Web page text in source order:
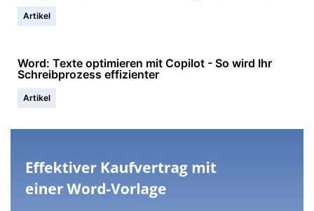
Artikel
Word: Texte optimieren mit Copilot - So wird Ihr
Schreibprozess effizienter
Artikel